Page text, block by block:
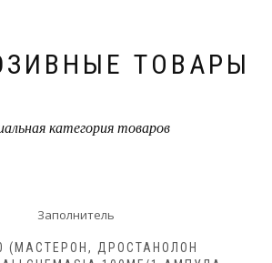
ТОВАРЫ
категория товаров
(МАСТЕРОН, ДРОСТАНОЛОН